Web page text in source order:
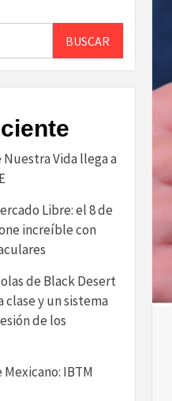
BUSCAR
Nuestra Vida llega a
Libre: el 8 de
increíble con
de Black Desert
clase y un sistema
de los
Mexicano: IBTM